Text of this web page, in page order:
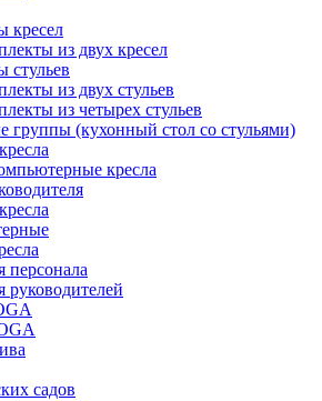
кресел
из двух кресел
стульев
из двух стульев
из четырех стульев
группы (кухонный стол со стульями)
кресла
персонала
руководителей
садов